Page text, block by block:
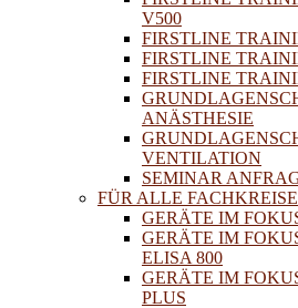
V500
FIRSTLINE
FIRSTLINE
FIRSTLINE
ANÄSTHESIE
VENTILATION
SEMINAR
FÜR ALLE FACHKREISE
GERÄTE IM
GERÄTE IM
ELISA 800
GERÄTE IM
PLUS